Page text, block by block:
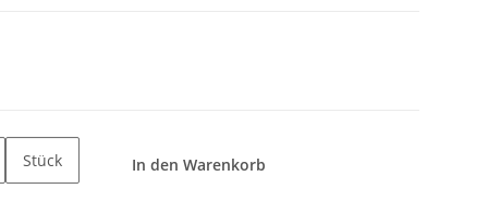
Stück In den Warenkorb